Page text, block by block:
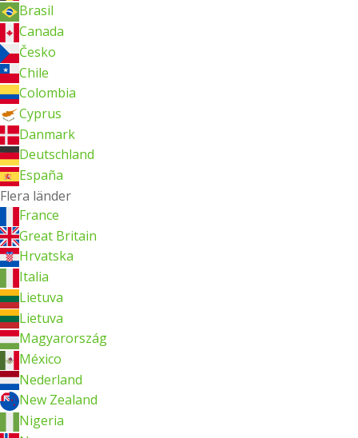
Brasil
Canada
Česko
Chile
Colombia
Cyprus
Danmark
Deutschland
España
Flera länder
France
Great Britain
Hrvatska
Italia
Lietuva
Lietuva
Magyarország
México
Nederland
New Zealand
Nigeria